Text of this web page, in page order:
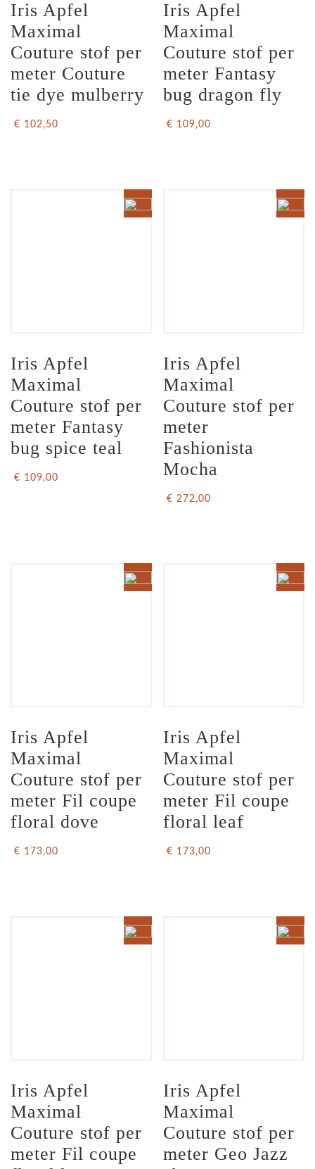
Iris Apfel
Maximal
Couture stof per
meter Couture
tie dye mulberry
€ 102,50
Iris Apfel
Maximal
Couture stof per
meter Fantasy
bug dragon fly
€ 109,00
Iris Apfel
Maximal
Couture stof per
meter Fantasy
bug spice teal
€ 109,00
Iris Apfel
Maximal
Couture stof per
meter
Fashionista
Mocha
€ 272,00
Iris Apfel
Maximal
Couture stof per
meter Fil coupe
floral dove
€ 173,00
Iris Apfel
Maximal
Couture stof per
meter Fil coupe
floral leaf
€ 173,00
Iris Apfel
Maximal
Couture stof per
meter Fil coupe
Iris Apfel
Maximal
Couture stof per
meter Geo Jazz